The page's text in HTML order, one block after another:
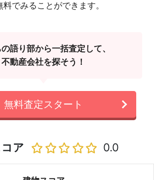
でみることができます。
語り部から一括査定して、
不動産会社を探そう！
無料査定スタート
ア 0.0